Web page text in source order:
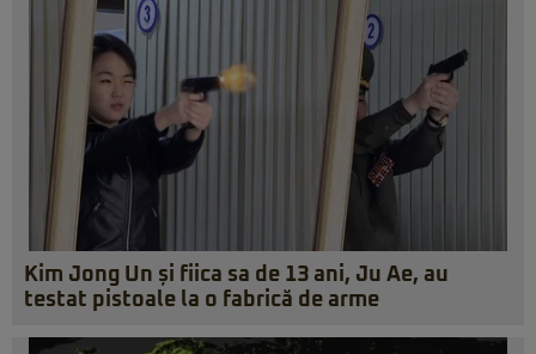
Kim Jong Un și fiica sa de 13 ani, Ju Ae, au
testat pistoale la o fabrică de arme